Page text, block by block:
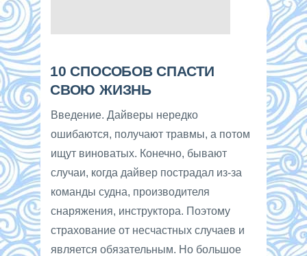
10 СПОСОБОВ СПАСТИ
СВОЮ ЖИЗНЬ
Введение. Дайверы нередко
ошибаются, получают травмы, а потом
ищут виноватых. Конечно, бывают
случаи, когда дайвер пострадал из-за
команды судна, производителя
снаряжения, инструктора. Поэтому
страхование от несчастных случаев и
является обязательным. Но большое